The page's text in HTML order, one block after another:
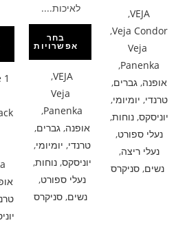
VEJA
,
Veja Condor
,
Veja
Panenka
,
אופנה,גברים,
טרנדי, יומיומי,
יוניסקס,נוחות,
נעלי ספורט,
נעלי ריצה,
נשים, סניקרס
לאיכות....
בחר
אפשרויות
VEJA
,
Veja
Panenka
,
אופנה,גברים,
טרנדי, יומיומי,
יוניסקס,נוחות,
נעלי ספורט,
נשים, סניקרס